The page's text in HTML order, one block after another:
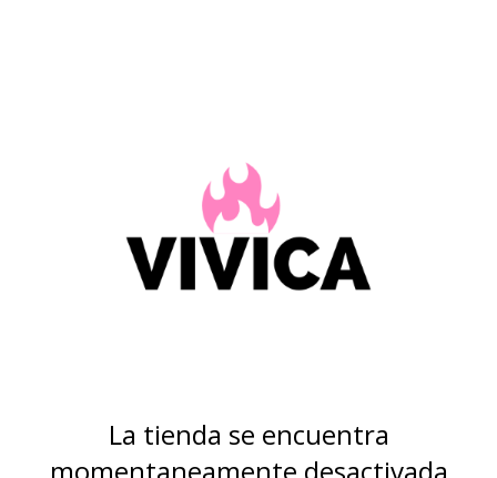
La tienda se encuentra